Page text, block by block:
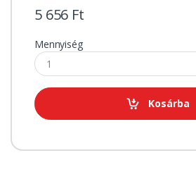
5 656 Ft
Mennyiség
Kosárba